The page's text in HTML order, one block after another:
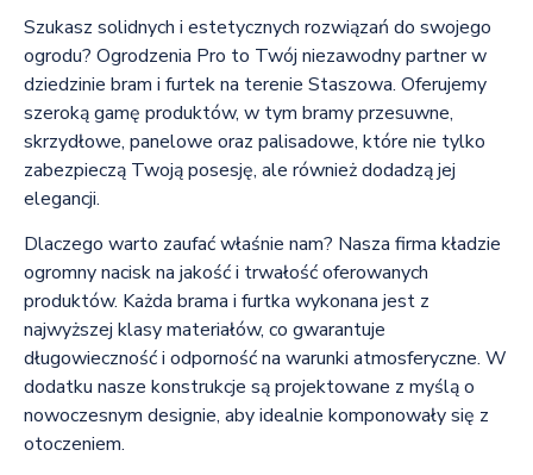
Szukasz solidnych i estetycznych rozwiązań do swojego
ogrodu? Ogrodzenia Pro to Twój niezawodny partner w
dziedzinie bram i furtek na terenie Staszowa. Oferujemy
szeroką gamę produktów, w tym bramy przesuwne,
skrzydłowe, panelowe oraz palisadowe, które nie tylko
zabezpieczą Twoją posesję, ale również dodadzą jej
elegancji.
Dlaczego warto zaufać właśnie nam? Nasza firma kładzie
ogromny nacisk na jakość i trwałość oferowanych
produktów. Każda brama i furtka wykonana jest z
najwyższej klasy materiałów, co gwarantuje
długowieczność i odporność na warunki atmosferyczne. W
dodatku nasze konstrukcje są projektowane z myślą o
nowoczesnym designie, aby idealnie komponowały się z
otoczeniem.